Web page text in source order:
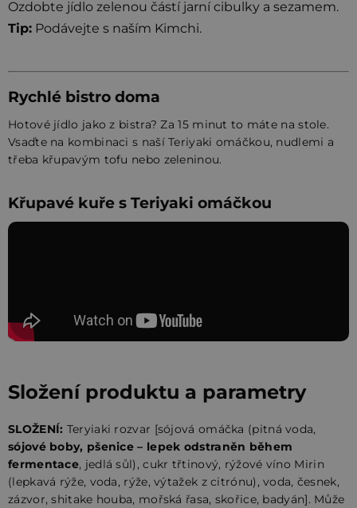
Ozdobte jídlo zelenou částí jarní cibulky a sezamem.
Tip: Podávejte s naším Kimchi.
Rychlé bistro doma
Hotové jídlo jako z bistra? Za 15 minut to máte na stole.
Vsaďte na kombinaci s naší Teriyaki omáčkou, nudlemi a
třeba křupavým tofu nebo zeleninou.
Křupavé kuře s Teriyaki omáčkou
Složení produktu a parametry
SLOŽENÍ: Teryiaki rozvar [sójová omáčka (pitná voda,
sójové boby, pšenice – lepek odstraněn během
fermentace, jedlá sůl), cukr třtinový, rýžové víno Mirin
(lepkavá rýže, voda, rýže, výtažek z citrónu), voda, česnek,
zázvor, shitake houba, mořská řasa, skořice, badyán]. Může